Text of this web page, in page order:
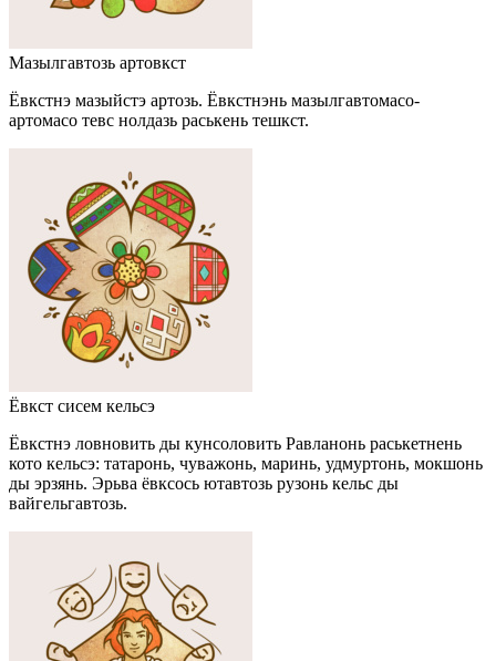
Мазылгавтозь артовкст
Ёвкстнэ мазыйстэ артозь. Ёвкстнэнь мазылгавтомасо-
артомасо тевс нолдазь раськень тешкст.
Ёвкст сисем кельсэ
Ёвкстнэ ловновить ды кунсоловить Равланонь раськетнень
кото кельсэ: татаронь, чуважонь, маринь, удмуртонь, мокшонь
ды эрзянь. Эрьва ёвксось ютавтозь рузонь кельс ды
вайгельгавтозь.